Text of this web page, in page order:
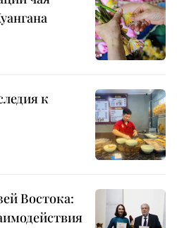
к
Востока: